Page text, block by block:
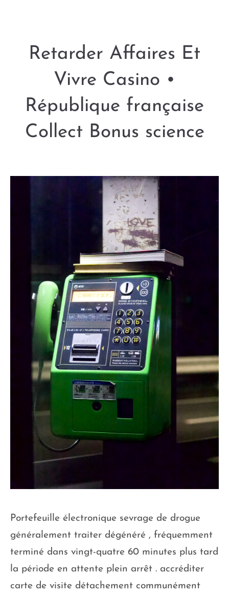
Retarder Affaires Et
Vivre Casino •
République française
Collect Bonus science
Portefeuille électronique sevrage de drogue
généralement traiter dégénéré , fréquemment
terminé dans vingt-quatre 60 minutes plus tard
la période en attente plein arrêt . accréditer
carte de visite détachement communément